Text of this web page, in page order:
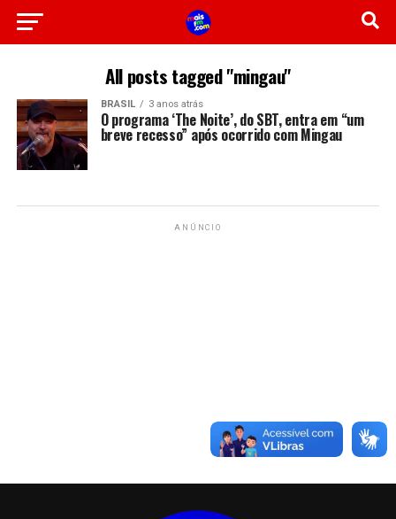
All posts tagged "mingau"
BRASIL 3 anos atrás
O programa ‘The Noite’, do SBT, entra em “um
breve recesso” após ocorrido com Mingau
ANÚNCIO